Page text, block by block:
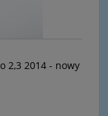
2,3 2014 - nowy